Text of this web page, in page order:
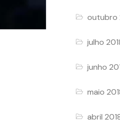
outubro
julho
junho
maio
abril